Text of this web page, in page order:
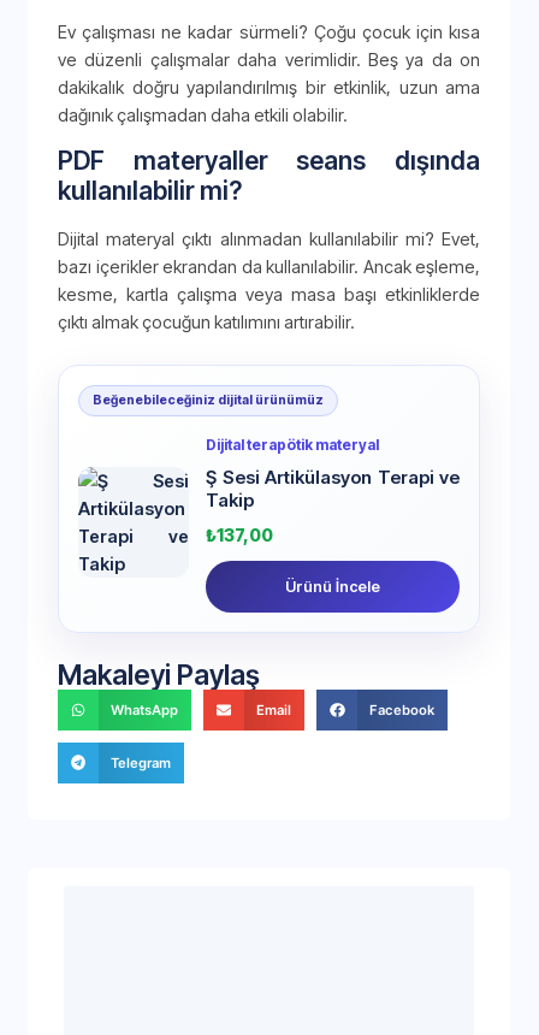
Ev çalışması ne kadar sürmeli? Çoğu çocuk için kısa
ve düzenli çalışmalar daha verimlidir. Beş ya da on
dakikalık doğru yapılandırılmış bir etkinlik, uzun ama
dağınık çalışmadan daha etkili olabilir.
PDF materyaller seans dışında
kullanılabilir mi?
Dijital materyal çıktı alınmadan kullanılabilir mi? Evet,
bazı içerikler ekrandan da kullanılabilir. Ancak eşleme,
kesme, kartla çalışma veya masa başı etkinliklerde
çıktı almak çocuğun katılımını artırabilir.
Beğenebileceğiniz dijital ürünümüz
Dijital terapötik materyal
Ş Sesi Artikülasyon Terapi ve
Takip
₺137,00
Ürünü İncele
Makaleyi Paylaş
WhatsApp Email Facebook
Telegram